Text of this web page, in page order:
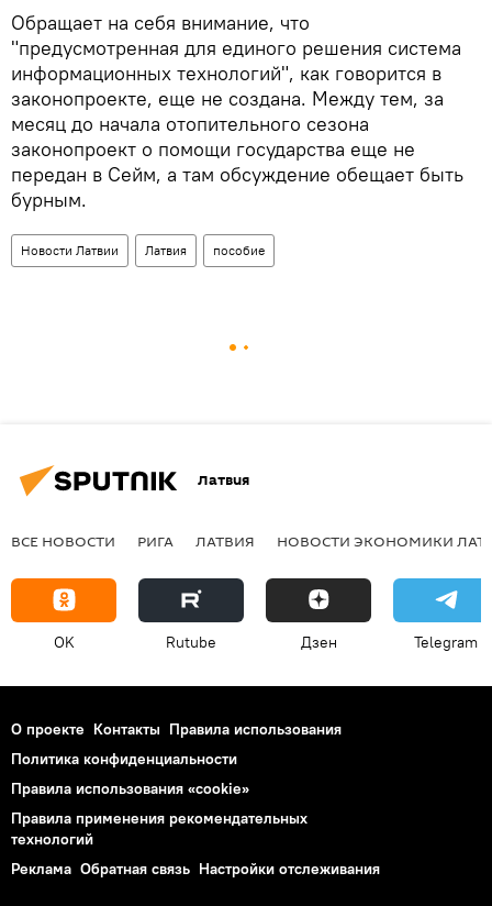
Обращает на себя внимание, что
"предусмотренная для единого решения система
информационных технологий", как говорится в
законопроекте, еще не создана. Между тем, за
месяц до начала отопительного сезона
законопроект о помощи государства еще не
передан в Сейм, а там обсуждение обещает быть
бурным.
Новости Латвии Латвия пособие
Латвия
ВСЕ НОВОСТИ РИГА ЛАТВИЯ НОВОСТИ ЭКОНОМИКИ
OK Rutube Дзен Telegram
О проекте Контакты Правила использования
Политика конфиденциальности
Правила использования «cookie»
Правила применения рекомендательных
технологий
Реклама Обратная связь Настройки отслеживания